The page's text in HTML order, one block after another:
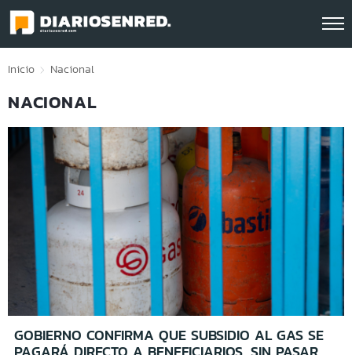
Click acá para ir directamente al contenido
Inicio Nacional
NACIONAL
GOBIERNO CONFIRMA QUE SUBSIDIO AL GAS SE